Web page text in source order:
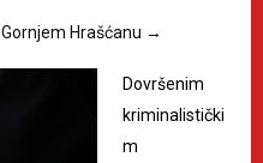
Hrašćanu →
Dovršenim
kriminalistički
m